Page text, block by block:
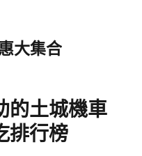
大集合
的土城機車
排行榜